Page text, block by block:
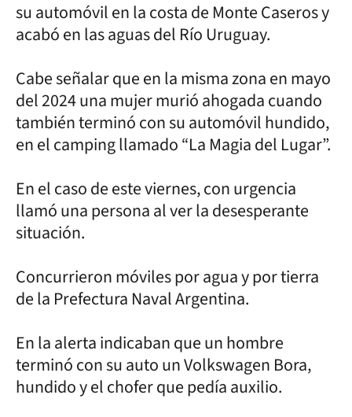
su automóvil en la costa de Monte Caseros y
acabó en las aguas del Río Uruguay.
Cabe señalar que en la misma zona en mayo
del 2024 una mujer murió ahogada cuando
también terminó con su automóvil hundido,
en el camping llamado “La Magia del Lugar”.
En el caso de este viernes, con urgencia
llamó una persona al ver la desesperante
situación.
Concurrieron móviles por agua y por tierra
de la Prefectura Naval Argentina.
En la alerta indicaban que un hombre
terminó con su auto un Volkswagen Bora,
hundido y el chofer que pedía auxilio.